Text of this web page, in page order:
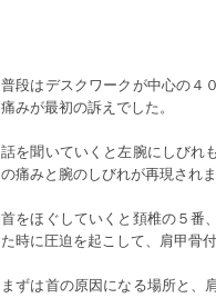
普段はデスクワークが中心の４
痛みが最初の訴えでした。
話を聞いていくと左腕にしびれ
の痛みと腕のしびれが再現されま
首をほぐしていくと頚椎の５番
た時に圧迫を起こして、肩甲骨
まずは首の原因になる場所と、